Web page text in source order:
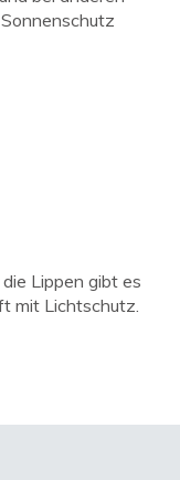
Lippen gibt es
mit Lichtschutz.